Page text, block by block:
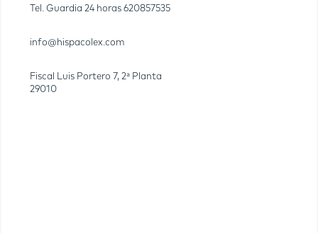
Tel. Guardia 24 horas 620857535
info@hispacolex.com
Fiscal Luis Portero 7, 2ª Planta
29010